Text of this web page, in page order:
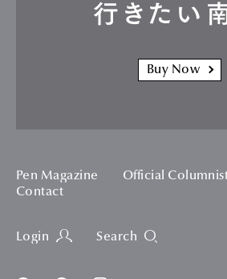
行きたい
Buy Now
Pen Magazine Official
Contact
Login Search